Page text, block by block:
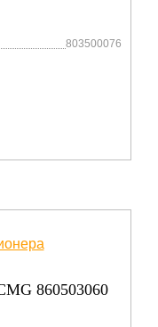
803500076
860503060